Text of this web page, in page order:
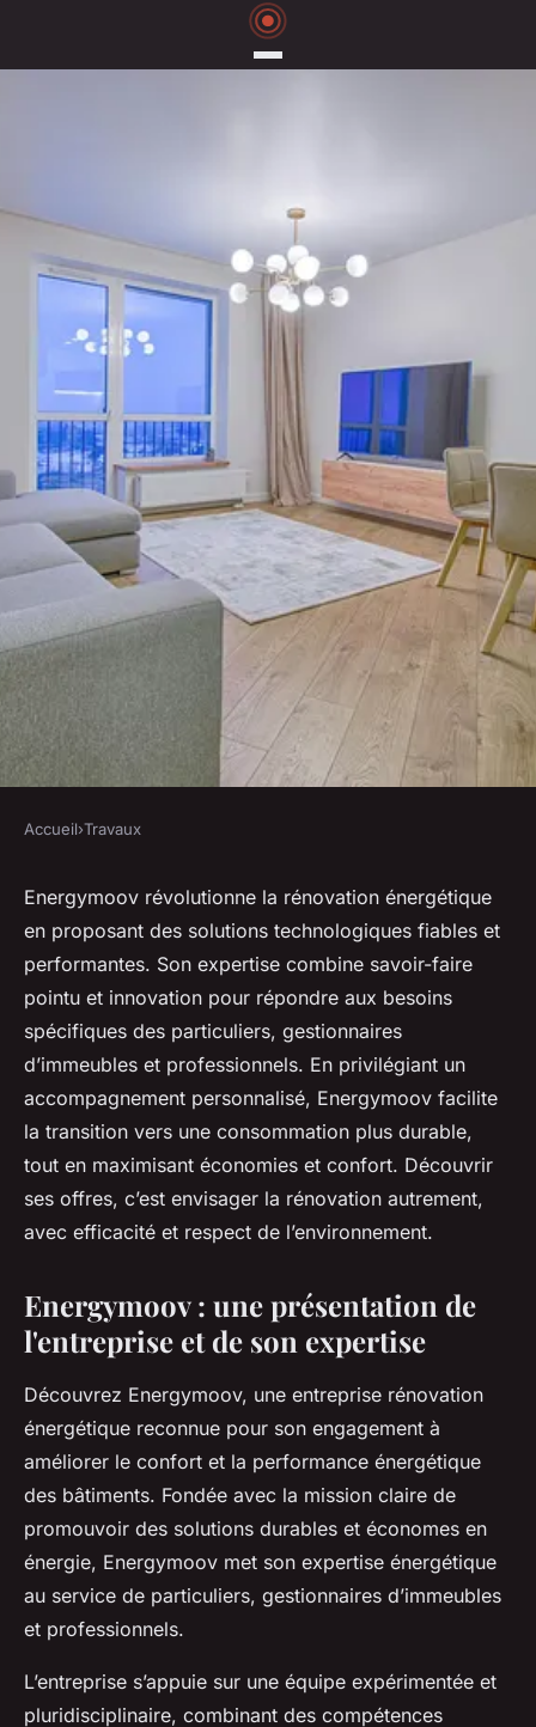
Energymoov : solutions
innovantes pour votre
rénovation énergétique
Tom•4 octobre 2025•6 min de lecture
Accueil›Travaux
Energymoov révolutionne la rénovation énergétique
en proposant des solutions technologiques fiables et
performantes. Son expertise combine savoir-faire
pointu et innovation pour répondre aux besoins
spécifiques des particuliers, gestionnaires
d’immeubles et professionnels. En privilégiant un
accompagnement personnalisé, Energymoov facilite
la transition vers une consommation plus durable,
tout en maximisant économies et confort. Découvrir
ses offres, c’est envisager la rénovation autrement,
avec efficacité et respect de l’environnement.
Energymoov : une présentation de
l'entreprise et de son expertise
Découvrez Energymoov, une entreprise rénovation
énergétique reconnue pour son engagement à
améliorer le confort et la performance énergétique
des bâtiments. Fondée avec la mission claire de
promouvoir des solutions durables et économes en
énergie, Energymoov met son expertise énergétique
au service de particuliers, gestionnaires d’immeubles
et professionnels.
L’entreprise s’appuie sur une équipe expérimentée et
pluridisciplinaire, combinant des compétences